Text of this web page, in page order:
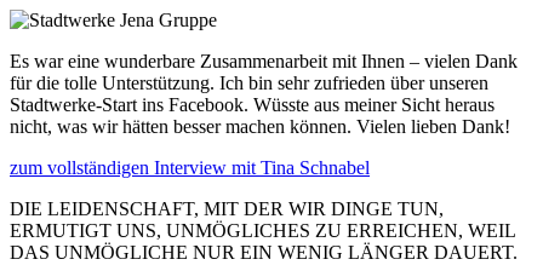
Es war eine wunderbare Zusammenarbeit mit Ihnen – vielen Dank
für die tolle Unterstützung. Ich bin sehr zufrieden über unseren
Stadtwerke-Start ins Facebook. Wüsste aus meiner Sicht heraus
nicht, was wir hätten besser machen können. Vielen lieben Dank!
zum vollständigen Interview mit Tina Schnabel
DIE LEIDENSCHAFT, MIT DER WIR DINGE TUN,
ERMUTIGT UNS, UNMÖGLICHES ZU ERREICHEN, WEIL
DAS UNMÖGLICHE NUR EIN WENIG LÄNGER DAUERT.